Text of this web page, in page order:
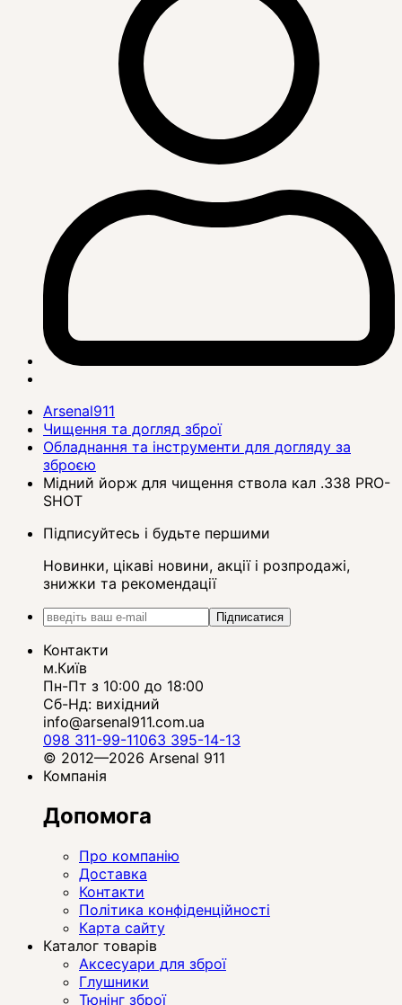
Arsenal911
Чищення та догляд зброї
Обладнання та інструменти для догляду за
зброєю
Мідний йорж для чищення ствола кал .338 PRO-
SHOT
Підписуйтесь і будьте першими
Новинки, цікаві новини, акції і розпродажі,
знижки та рекомендації
Підписатися
Контакти
м.Київ
Пн-Пт з 10:00 до 18:00
Сб-Нд: вихідний
info@arsenal911.com.ua
098 311-99-11063 395-14-13
© 2012—2026 Arsenal 911
Компанія
Допомога
Про компанію
Доставка
Контакти
Політика конфіденційності
Карта сайту
Каталог товарів
Аксесуари для зброї
Глушники
Тюнінг зброї